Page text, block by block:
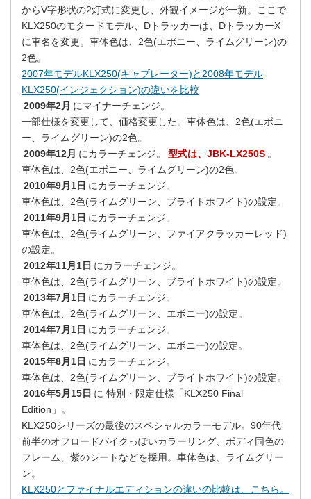
からV字形状の2灯式に変更し、外観イメージが一新。ここで
KLX250のモタードモデル、Dトラッカーは、DトラッカーX
に車名を変更。車体色は、2色(エボニー、ライムグリーン)の
2色。
2007年モデルKLX250(キャブレーター)と2008年モデル
KLX250(インジェクション)の違いを比較
2009年2月 にマイナーチェンジ。
一部仕様を変更して、価格変更した。車体色は、2色(エボニ
ー、ライムグリーン)の2色。
2009年12月 にカラーチェンジ。 型式は、JBK-LX250S 。
車体色は、2色(エボニー、ライムグリーン)の2色。
2010年9月1日 にカラーチェンジ。
車体色は、2色(ライムグリーン、ブライトホワイト)の設定。
2011年9月1日 にカラーチェンジ。
車体色は、2色(ライムグリーン、ファイアクラッカーレッド)
の設定。
2012年11月1日 にカラーチェンジ。
車体色は、2色(ライムグリーン、ブライトホワイト)の設定。
2013年7月1日 にカラーチェンジ。
車体色は、2色(ライムグリーン、エボニー)の設定。
2014年7月1日 にカラーチェンジ。
車体色は、2色(ライムグリーン、エボニー)の設定。
2015年8月1日 にカラーチェンジ。
車体色は、2色(ライムグリーン、ブライトホワイト)の設定。
2016年5月15日 に 特別・限定仕様「KLX250 Final
Edition」。
KLX250シリーズの最後のスペシャルカラーモデル。90年代
前半のオフロードバイクっぽいカラーリング、ボディ同色の
フレーム、紫のシートなどを採用。車体色は、ライムグリー
ン。
KLX250とファイナルエディションの違いの比較は、こちら。